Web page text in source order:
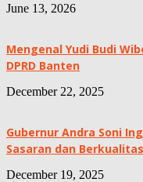
June 13, 2026
Mengenal Yudi Budi
DPRD Banten
December 22, 2025
Gubernur Andra Soni
Sasaran dan Berkualitas
December 19, 2025